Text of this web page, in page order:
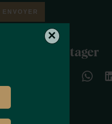
×
ENVOYER
Partager